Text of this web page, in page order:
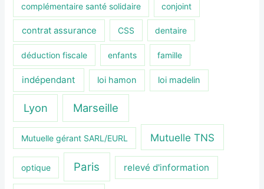
complémentaire santé solidaire conjoint
contrat assurance CSS dentaire
déduction fiscale enfants famille
indépendant loi hamon loi madelin
Lyon Marseille
Mutuelle gérant SARL/EURL Mutuelle TNS
optique Paris relevé d'information